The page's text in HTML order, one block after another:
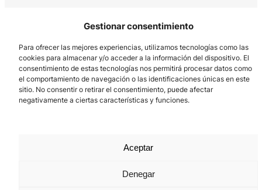
Gestionar consentimiento
Para ofrecer las mejores experiencias, utilizamos tecnologías como las
cookies para almacenar y/o acceder a la información del dispositivo. El
consentimiento de estas tecnologías nos permitirá procesar datos como
el comportamiento de navegación o las identificaciones únicas en este
sitio. No consentir o retirar el consentimiento, puede afectar
negativamente a ciertas características y funciones.
Aceptar
Denegar
Los Prados, 121 – 33203 Gijón
985 185 577 – info@laboralcentrodearte.org